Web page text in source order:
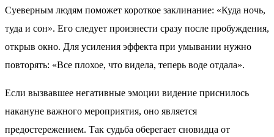
Суеверным людям поможет короткое заклинание: «Куда ночь,
туда и сон». Его следует произнести сразу после пробуждения,
открыв окно. Для усиления эффекта при умывании нужно
повторять: «Все плохое, что видела, теперь воде отдала».
Если вызвавшее негативные эмоции видение приснилось
накануне важного мероприятия, оно является
предостережением. Так судьба оберегает сновидца от